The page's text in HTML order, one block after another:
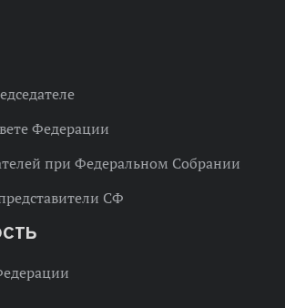
Федерации
при Федеральном Собрании
СФ